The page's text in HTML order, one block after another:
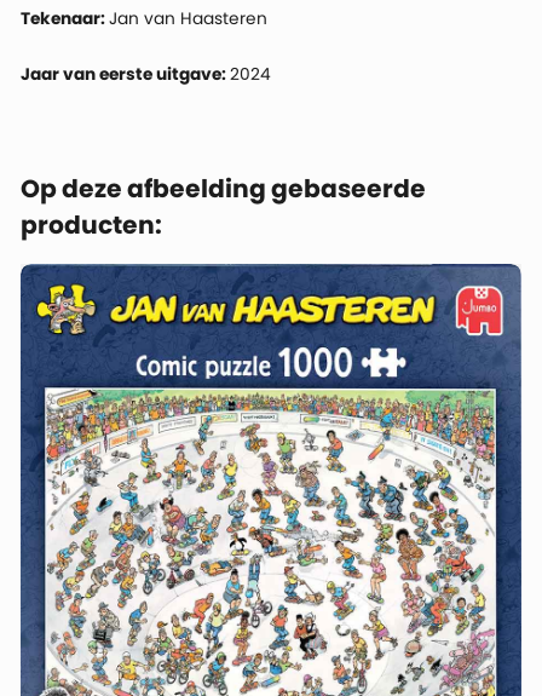
Tekenaar:Jan van Haasteren
Jaar van eerste uitgave:2024
Op deze afbeelding gebaseerde
producten: